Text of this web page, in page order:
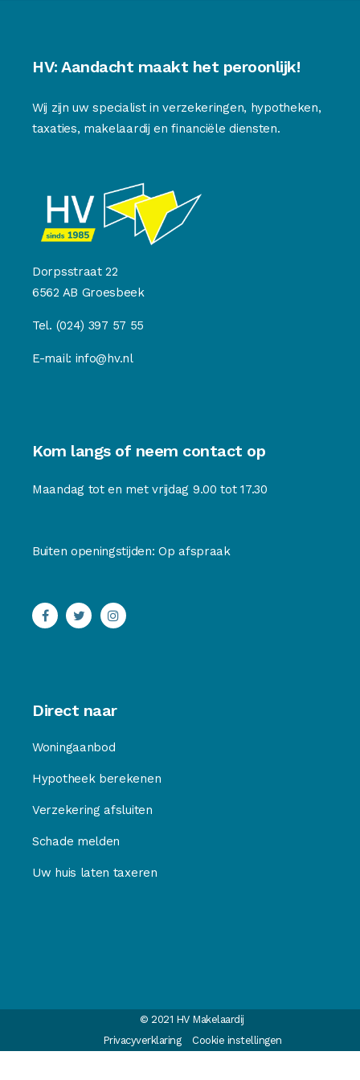
HV: Aandacht maakt het peroonlijk!
Wij zijn uw specialist in verzekeringen, hypotheken,
taxaties, makelaardij en financiële diensten.
Dorpsstraat 22
6562 AB Groesbeek
Tel. (024) 397 57 55
E-mail: info@hv.nl
Kom langs of neem contact op
Maandag tot en met vrijdag 9.00 tot 17.30
Buiten openingstijden: Op afspraak
Direct naar
Woningaanbod
Hypotheek berekenen
Verzekering afsluiten
Schade melden
Uw huis laten taxeren
© 2021 HV Makelaardij
Privacyverklaring
Cookie instellingen